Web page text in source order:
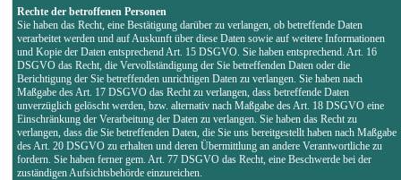
Rechte der betroffenen Personen
Sie haben das Recht, eine Bestätigung darüber zu verlangen, ob betreffende Daten
verarbeitet werden und auf Auskunft über diese Daten sowie auf weitere Informationen
und Kopie der Daten entsprechend Art. 15 DSGVO. Sie haben entsprechend. Art. 16
DSGVO das Recht, die Vervollständigung der Sie betreffenden Daten oder die
Berichtigung der Sie betreffenden unrichtigen Daten zu verlangen. Sie haben nach
Maßgabe des Art. 17 DSGVO das Recht zu verlangen, dass betreffende Daten
unverzüglich gelöscht werden, bzw. alternativ nach Maßgabe des Art. 18 DSGVO eine
Einschränkung der Verarbeitung der Daten zu verlangen. Sie haben das Recht zu
verlangen, dass die Sie betreffenden Daten, die Sie uns bereitgestellt haben nach Maßgabe
des Art. 20 DSGVO zu erhalten und deren Übermittlung an andere Verantwortliche zu
fordern. Sie haben ferner gem. Art. 77 DSGVO das Recht, eine Beschwerde bei der
zuständigen Aufsichtsbehörde einzureichen.